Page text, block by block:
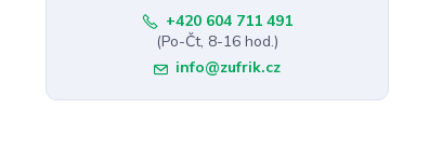
+420 604 711 491
(Po-Čt, 8-16 hod.)
info@zufrik.cz